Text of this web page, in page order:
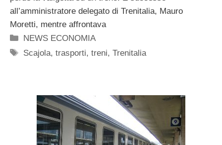
all’amministratore delegato di Trenitalia, Mauro
Moretti, mentre affrontava
Categorie
NEWS ECONOMIA
Tag
Scajola,trasporti,treni,Trenitalia